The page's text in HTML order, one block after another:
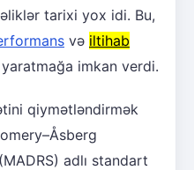
tarixi yox idi. Bu,
və iltihab
imkan verdi.
qiymətləndirmək
adlı standart